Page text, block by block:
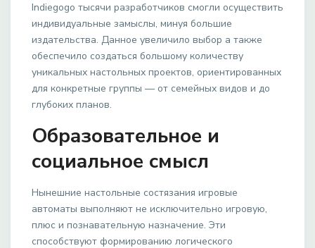
Indiegogo тысячи разработчиков смогли осуществить
индивидуальные замыслы, минуя большие
издательства. Данное увеличило выбор а также
обеспечило создаться большому количеству
уникальных настольных проектов, ориентированных
для конкретные группы — от семейных видов и до
глубоких планов.
Образовательное и
социальное смысл
Нынешние настольные состязания игровые
автоматы выполняют не исключительно игровую,
плюс и познавательную назначение. Эти
способствуют формированию логического